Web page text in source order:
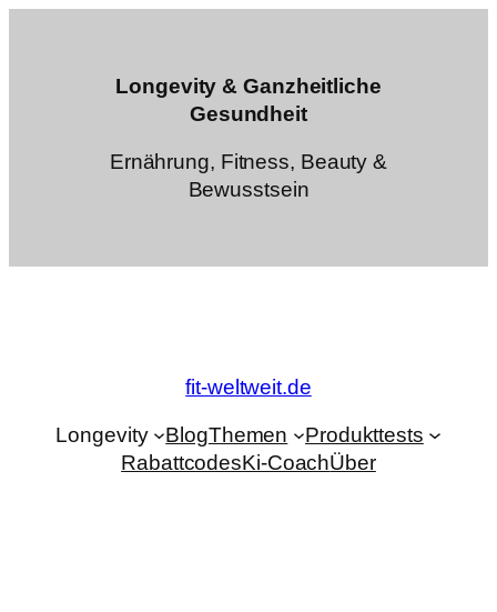
Longevity & Ganzheitliche
Gesundheit
Ernährung, Fitness, Beauty &
Bewusstsein
fit-weltweit.de
Longevity BlogThemen
Produkttests
RabattcodesKi-CoachÜber